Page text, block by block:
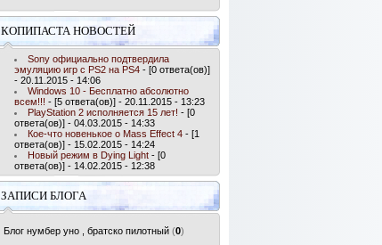
КОПИПАСТА НОВОСТЕЙ
Sony официально подтвердила
эмуляцию игр с PS2 на PS4 - [0 ответа(ов)]
- 20.11.2015 - 14:06
Windows 10 - Бесплатно абсолютно
всем!!! - [5 ответа(ов)] - 20.11.2015 - 13:23
PlayStation 2 исполняется 15 лет! - [0
ответа(ов)] - 04.03.2015 - 14:33
Кое-что новенькое о Mass Effect 4 - [1
ответа(ов)] - 15.02.2015 - 14:24
Новый режим в Dying Light - [0
ответа(ов)] - 14.02.2015 - 12:38
ЗАПИСИ БЛОГА
Блог нумбер уно , братско пилотный (0)